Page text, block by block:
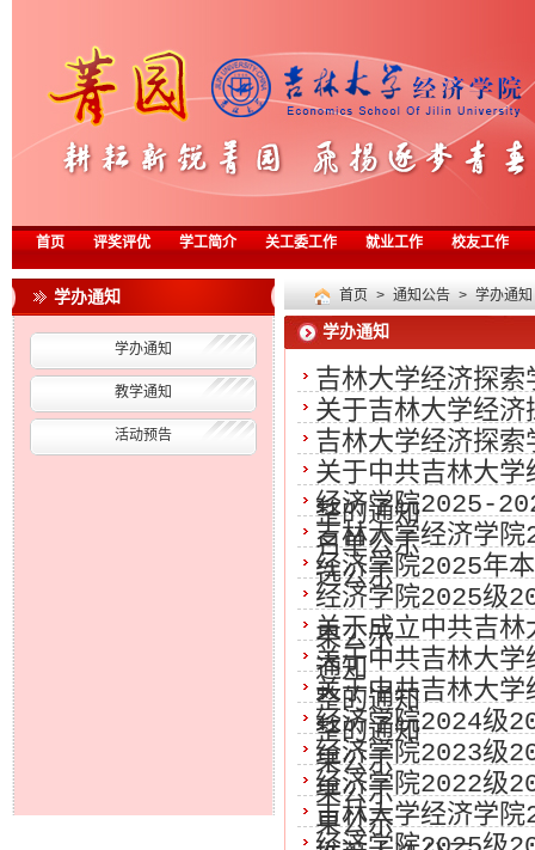
首页 评奖评优 学工简介 关工委工作 就业工作 校友工作
学办通知
学办通知
教学通知
活动预告
首页 > 通知公告 > 学办通知
学办通知
吉林大学经济探
关于吉林大学经
吉林大学经济探
关于中共吉林大
整的通知
经济学院2025-
名单公示
吉林大学经济学
选公示
经济学院2025年
经济学院2025级
果公示
关于成立中共吉
通知
关于中共吉林大
整的通知
关于中共吉林大
整的通知
经济学院2024级
果公示
经济学院2023级
果公示
经济学院2022级
果公示
吉林大学经济学